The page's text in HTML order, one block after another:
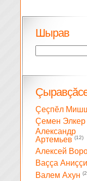
Шырав
Çеçпĕл
Çемен Элкер
Александр
Артемьев (12)
Алексей
Ваççа Аниççи
Валем Ахун